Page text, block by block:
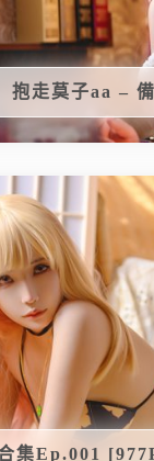
抱走莫子aa –
集Ep.001